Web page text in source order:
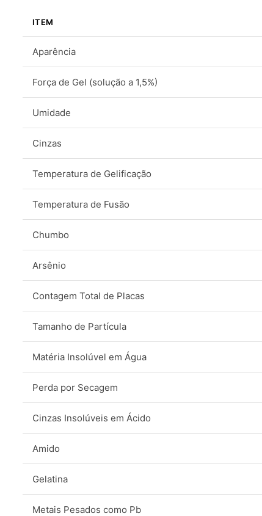
ITEM
Aparência
Força de Gel (solução a 1,5%)
Umidade
Cinzas
Temperatura de Gelificação
Temperatura de Fusão
Chumbo
Arsênio
Contagem Total de Placas
Tamanho de Partícula
Matéria Insolúvel em Água
Perda por Secagem
Cinzas Insolúveis em Ácido
Amido
Gelatina
Metais Pesados como Pb